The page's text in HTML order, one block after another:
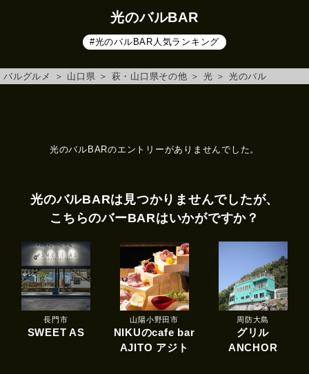
光のバルBAR
#光のバルBAR人気ランキング
バルグルメ ＞ 山口県 ＞ 萩・山口県その他 ＞ 光 ＞ 光のバル
光のバルBARのエントリーがありませんでした。
光のバルBARは見つかりませんでしたが、
こちらのバーBARはいかがですか？
長門市
SWEET AS
山陽小野田市
NIKUのcafe bar
AJITO アジト
周防大島
グリル
ANCHOR